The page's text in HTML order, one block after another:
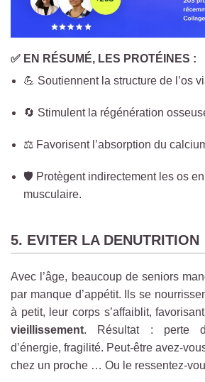
✅ EN RÉSUMÉ, LES PROTÉINES :
💪 Soutiennent la structure de l’os
🔄 Stimulent la régénération
⚖️ Favorisent l’absorption du
🛡️ Protègent indirectement les os
musculaire.
5. EVITER LA DENUTRITION
Avec l’âge, beaucoup de seniors
par manque d’appétit. Ils se
à petit, leur corps s’affaiblit,
vieillissement. Résultat : perte
d’énergie, fragilité. Peut-être avez-
chez un proche … Ou le ressentez-